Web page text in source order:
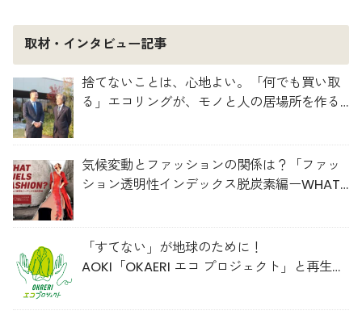
取材・インタビュー記事
捨てないことは、心地よい。「何でも買い取
る」エコリングが、モノと人の居場所を作る
気候変動とファッションの関係は？「ファッ
ション透明性インデックス脱炭素編ーWHAT
「すてない」が地球のために！
AOKI「OKAERI エコ プロジェクト」と再生ウ